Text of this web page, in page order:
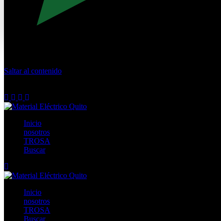
Saltar al contenido
Inicio
nosotros
TROSA
Buscar
Inicio
nosotros
TROSA
Buscar